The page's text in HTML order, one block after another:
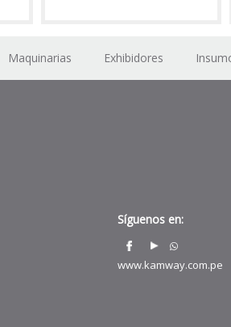
Maquinarias Exhibidores
Síguenos en:
www.kamway.com.pe